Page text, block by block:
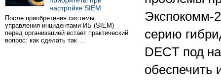
настройке SIEM
После приобретения системы
управления инцидентами ИБ (SIEM)
перед организацией встаёт практический
вопрос: как сделать так …
Экспокомм-
серию
DECT под
обеспечить